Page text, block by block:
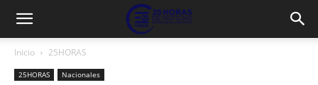
Inicio 25HORAS
25HORAS Nacionales